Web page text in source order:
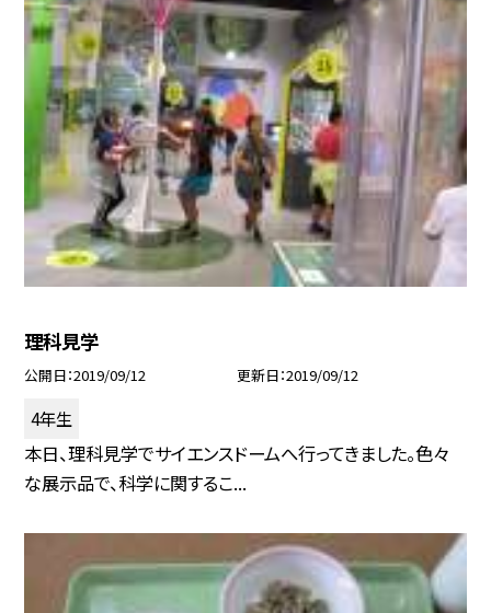
理科見学
公開日 2019/09/12 更新日 2019/09/12
4年生
本日、理科見学でサイエンスドームへ行ってきました。色々
な展示品で、科学に関するこ...